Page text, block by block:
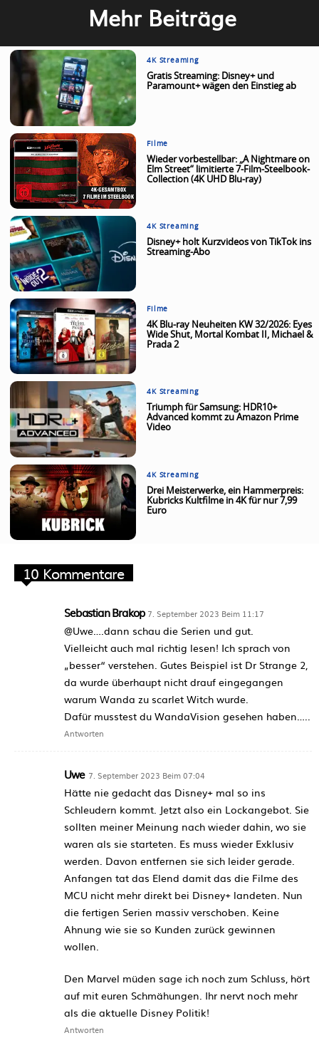
Mehr Beiträge
4K Streaming
Gratis Streaming: Disney+ und
Paramount+ wägen den Einstieg ab
Filme
Wieder vorbestellbar: „A Nightmare on
Elm Street“ limitierte 7-Film-Steelbook-
Collection (4K UHD Blu-ray)
4K Streaming
Disney+ holt Kurzvideos von TikTok ins
Streaming-Abo
Filme
4K Blu-ray Neuheiten KW 32/2026: Eyes
Wide Shut, Mortal Kombat II, Michael &
Prada 2
4K Streaming
Triumph für Samsung: HDR10+
Advanced kommt zu Amazon Prime
Video
4K Streaming
Drei Meisterwerke, ein Hammerpreis:
Kubricks Kultfilme in 4K für nur 7,99
Euro
10 Kommentare
Sebastian Brakop 7. September 2023 Beim 11:17
@Uwe….dann schau die Serien und gut.
Vielleicht auch mal richtig lesen! Ich sprach von
„besser“ verstehen. Gutes Beispiel ist Dr Strange 2,
da wurde überhaupt nicht drauf eingegangen
warum Wanda zu scarlet Witch wurde.
Dafür musstest du WandaVision gesehen haben…..
Antworten
Uwe 7. September 2023 Beim 07:04
Hätte nie gedacht das Disney+ mal so ins
Schleudern kommt. Jetzt also ein Lockangebot. Sie
sollten meiner Meinung nach wieder dahin, wo sie
waren als sie starteten. Es muss wieder Exklusiv
werden. Davon entfernen sie sich leider gerade.
Anfangen tat das Elend damit das die Filme des
MCU nicht mehr direkt bei Disney+ landeten. Nun
die fertigen Serien massiv verschoben. Keine
Ahnung wie sie so Kunden zurück gewinnen
wollen.
Den Marvel müden sage ich noch zum Schluss, hört
auf mit euren Schmähungen. Ihr nervt noch mehr
als die aktuelle Disney Politik!
Antworten